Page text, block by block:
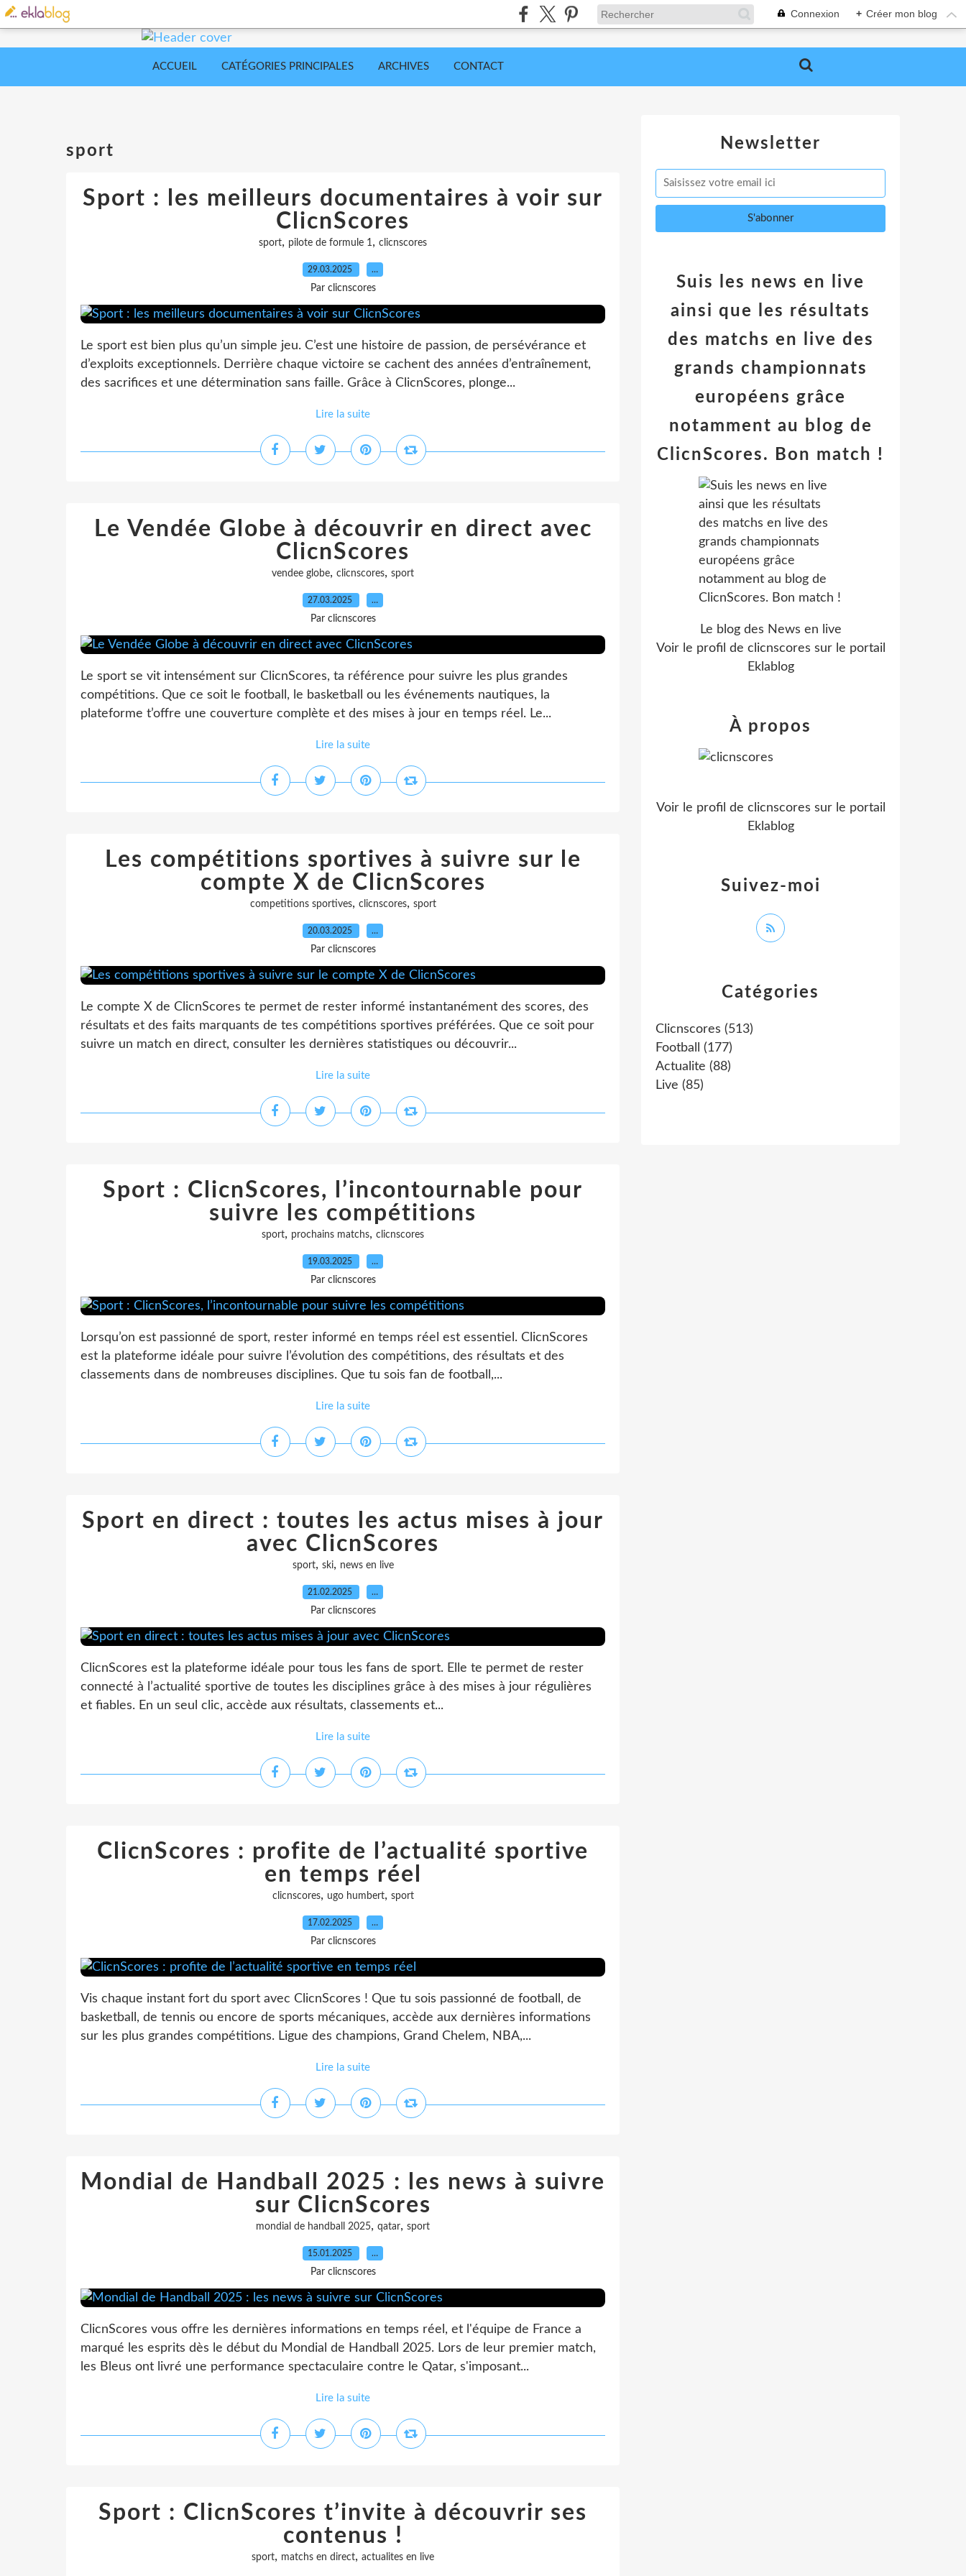
Connexion + Créer mon blog
ACCUEIL CATÉGORIES PRINCIPALES ARCHIVES CONTACT
sport
Sport : les meilleurs documentaires à voir sur
ClicnScores
sport, pilote de formule 1, clicnscores
29.03.2025 …
Par clicnscores
Le sport est bien plus qu’un simple jeu. C’est une histoire de passion, de persévérance et
d’exploits exceptionnels. Derrière chaque victoire se cachent des années d’entraînement,
des sacrifices et une détermination sans faille. Grâce à ClicnScores, plonge...
Lire la suite
Le Vendée Globe à découvrir en direct avec
ClicnScores
vendee globe, clicnscores, sport
27.03.2025 …
Par clicnscores
Le sport se vit intensément sur ClicnScores, ta référence pour suivre les plus grandes
compétitions. Que ce soit le football, le basketball ou les événements nautiques, la
plateforme t’offre une couverture complète et des mises à jour en temps réel. Le...
Lire la suite
Les compétitions sportives à suivre sur le
compte X de ClicnScores
competitions sportives, clicnscores, sport
20.03.2025 …
Par clicnscores
Le compte X de ClicnScores te permet de rester informé instantanément des scores, des
résultats et des faits marquants de tes compétitions sportives préférées. Que ce soit pour
suivre un match en direct, consulter les dernières statistiques ou découvrir...
Lire la suite
Sport : ClicnScores, l’incontournable pour
suivre les compétitions
sport, prochains matchs, clicnscores
19.03.2025 …
Par clicnscores
Lorsqu’on est passionné de sport, rester informé en temps réel est essentiel. ClicnScores
est la plateforme idéale pour suivre l’évolution des compétitions, des résultats et des
classements dans de nombreuses disciplines. Que tu sois fan de football,...
Lire la suite
Sport en direct : toutes les actus mises à jour
avec ClicnScores
sport, ski, news en live
21.02.2025 …
Par clicnscores
ClicnScores est la plateforme idéale pour tous les fans de sport. Elle te permet de rester
connecté à l’actualité sportive de toutes les disciplines grâce à des mises à jour régulières
et fiables. En un seul clic, accède aux résultats, classements et...
Lire la suite
ClicnScores : profite de l’actualité sportive
en temps réel
clicnscores, ugo humbert, sport
17.02.2025 …
Par clicnscores
Vis chaque instant fort du sport avec ClicnScores ! Que tu sois passionné de football, de
basketball, de tennis ou encore de sports mécaniques, accède aux dernières informations
sur les plus grandes compétitions. Ligue des champions, Grand Chelem, NBA,...
Lire la suite
Mondial de Handball 2025 : les news à suivre
sur ClicnScores
mondial de handball 2025, qatar, sport
15.01.2025 …
Par clicnscores
ClicnScores vous offre les dernières informations en temps réel, et l'équipe de France a
marqué les esprits dès le début du Mondial de Handball 2025. Lors de leur premier match,
les Bleus ont livré une performance spectaculaire contre le Qatar, s'imposant...
Lire la suite
Sport : ClicnScores t’invite à découvrir ses
contenus !
sport, matchs en direct, actualites en live
Newsletter
Catégories
Clicnscores (513)
Football
(177)
Actualite (88)
Live (85)
Suis les news en live
ainsi que les résultats
des matchs en live des
grands championnats
européens grâce
notamment au blog de
ClicnScores. Bon match !
Le blog des News en live
Voir le profil de clicnscores sur le portail
Eklablog
Suivez-moi
À propos
Voir le profil de clicnscores sur le portail
Eklablog